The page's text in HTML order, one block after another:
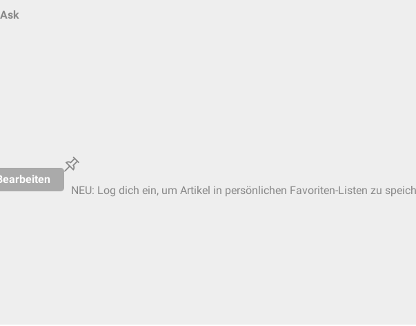
Ask
NEU: Log dich ein, um Artikel in persönlichen Favoriten-Listen zu